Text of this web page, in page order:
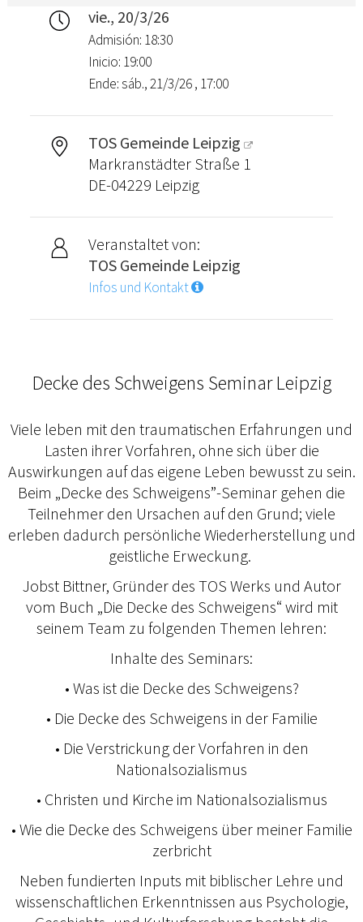
vie., 20/3/26
Admisión: 18:30
Inicio: 19:00
Ende: sáb., 21/3/26 , 17:00
TOS Gemeinde Leipzig
Markranstädter Straße 1
DE-04229 Leipzig
Veranstaltet von:
TOS Gemeinde Leipzig
Infos und Kontakt
Decke des Schweigens Seminar Leipzig
Viele leben mit den traumatischen Erfahrungen und
Lasten ihrer Vorfahren, ohne sich über die
Auswirkungen auf das eigene Leben bewusst zu sein.
Beim „Decke des Schweigens”-Seminar gehen die
Teilnehmer den Ursachen auf den Grund; viele
erleben dadurch persönliche Wiederherstellung und
geistliche Erweckung.
Jobst Bittner, Gründer des TOS Werks und Autor
vom Buch „Die Decke des Schweigens“ wird mit
seinem Team zu folgenden Themen lehren:
Inhalte des Seminars:
• Was ist die Decke des Schweigens?
• Die Decke des Schweigens in der Familie
• Die Verstrickung der Vorfahren in den
Nationalsozialismus
• Christen und Kirche im Nationalsozialismus
• Wie die Decke des Schweigens über meiner Familie
zerbricht
Neben fundierten Inputs mit biblischer Lehre und
wissenschaftlichen Erkenntnissen aus Psychologie,